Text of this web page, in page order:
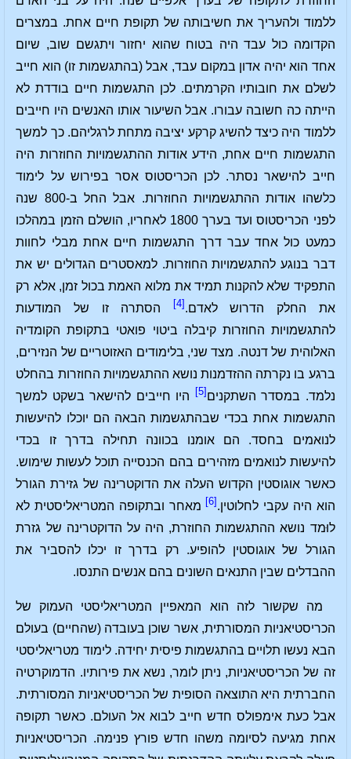
ללמוד ולהעריך את חשיבותה של תקופת חיים אחת. במצרים
הקדומה כול עבד היה בטוח שהוא יחזור ויתגשם שוב, שיום
אחד הוא יהיה אדון במקום עבד, אבל (בהתגשמות זו) הוא חייב
לשלם את חובותיו הקרמתים. לכן התגשמות חיים בודדת לא
הייתה כה חשובה עבורו. אבל השיעור אותו האנשים היו חייבים
ללמוד היה כיצד להשיג קרקע יציבה מתחת לרגליהם. כך למשך
התגשמות חיים אחת, הידע אודות ההתגשמויות החוזרות היה
חייב להישאר נסתר. לכן הכריסטוס אסר בפירוש על לימוד
כלשהו אודות ההתגשמויות החוזרות. אבל החל ב-800 שנה
לפני הכריסטוס ועד בערך 1800 לאחריו, הושלם הזמן במהלכו
כמעט כול אחד עבר דרך התגשמות חיים אחת מבלי לחוות
דבר בנוגע להתגשמויות החוזרות. למאסטרים הגדולים יש את
התפקיד שלא להקנות תמיד את מלוא האמת בכול זמן, אלא רק
את החלק הדרוש לאדם. [4]
הסתרה זו של המודעות
להתגשמויות החוזרות קיבלה ביטוי פואטי בתקופת הקומדיה
האלוהית של דנטה. מצד שני, בלימודים האזוטריים של הנזירים,
ברגע בו נקרתה ההזדמנות נושא ההתגשמויות החוזרות בהחלט
נלמד. במסדר השתקנים [5]
היו חייבים להישאר בשקט למשך
התגשמות אחת בכדי שבהתגשמות הבאה הם יוכלו להיעשות
לנואמים בחסד. הם אומנו בכוונה תחילה בדרך זו בכדי
להיעשות לנואמים מזהירים בהם הכנסייה תוכל לעשות שימוש.
כאשר אוגוסטין הקדוש העלה את הדוקטרינה של גזירת הגורל
הוא היה עקבי לחלוטין. [6]
מאחר ובתקופה המטריאליסטית לא
לוּמד נושא ההתגשמות החוזרת, היה על הדוקטרינה של גזרת
הגורל של אוגוסטין להופיע. רק בדרך זו יכלו להסביר את
ההבדלים שבין התנאים השונים בהם אנשים התנסו.
מה שקשור לזה הוא המאפיין המטריאליסטי העמוק של
הכריסטיאניות המסורתית, אשר שוכן בעובדה (שהחיים) בעולם
הבא נעשו תלויים בהתגשמות פיסית יחידה. לימוד מטריאליסטי
זה של הכריסטיאניות, ניתן לומר, נשא את פירותיו. הדמוקרטיה
החברתית היא התוצאה הסופית של הכריסטיאניות המסורתית.
אבל כעת אימפולס חדש חייב לבוא אל העולם. כאשר תקופה
אחת מגיעה לסיומה משהו חדש פורץ פנימה. הכריסטיאניות